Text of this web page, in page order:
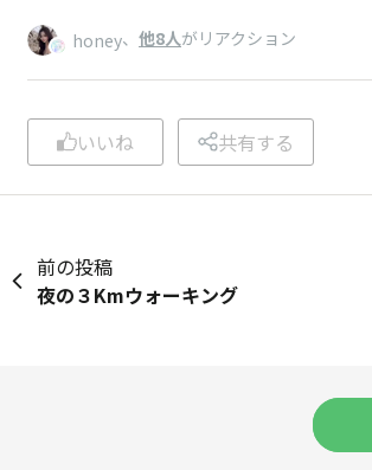
honey、 他8人がリアクション
いいね 共有する
前の投稿
夜の３Kmウォーキング